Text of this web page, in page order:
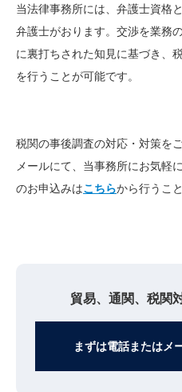
当法律事務所には、弁護士資格
弁護士がおります。交渉を業務
に裏打ちされた知見に基づき、
を行うことが可能です。
税関の事後調査の対応・対策を
メールにて、当事務所にお気軽
のお申込みはこちらから行うこ
貿易、通関、税関
まずは電話またはメ